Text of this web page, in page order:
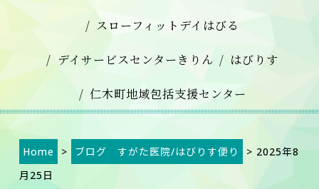
スローフィットデイはびる
デイサービスセンターきりん
はびりす
仁木町地域包括支援センター
Home > ブログ すがた医院/はびりす便り
> 2025年8
月25日